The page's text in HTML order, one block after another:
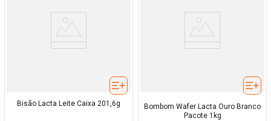
Bisão Lacta Leite Caixa 201,6g
Bombom Wafer Lacta Ouro Branco
Pacote 1kg